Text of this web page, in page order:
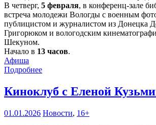
В четверг, 5 февраля, в конференц-зале
встреча молодежи Вологды с военным
публицистом и журналистом из Донецка
Григорюком и вологодским
Шекуном.
Начало в 13 часов.
Афиша
Подробнее
Киноклуб с Еленой
01.01.2026 Новости, 16+